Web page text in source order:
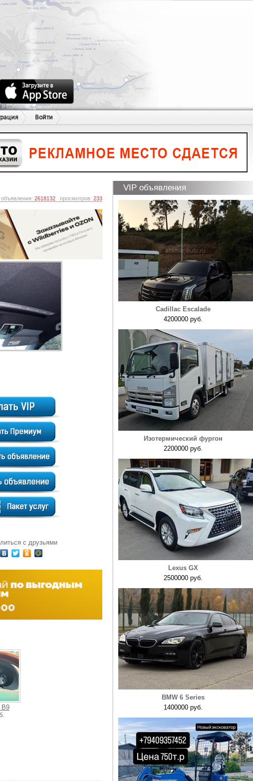
Войти
2618132 просмотров: 233
с друзьями
B9
VIP объявления
Cadillac Escalade
4200000 руб.
Изотермический фургон
2200000 руб.
Lexus GX
2500000 руб.
BMW 6 Series
1400000 руб.